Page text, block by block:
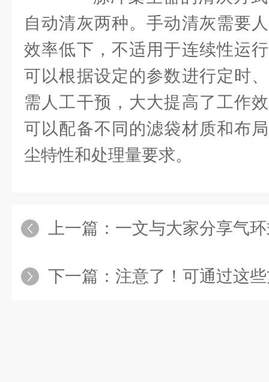
自动清灰两种。手动清灰需要
效率低下，不适用于连续性运
可以根据设定的参数进行定时
需人工干预，大大提高了工作
可以配备不同的滤袋材质和布
尘特性和处理量要求。
上一篇： 一文与大家分享气环式
下一篇： 注意了！可通过这些方法防止